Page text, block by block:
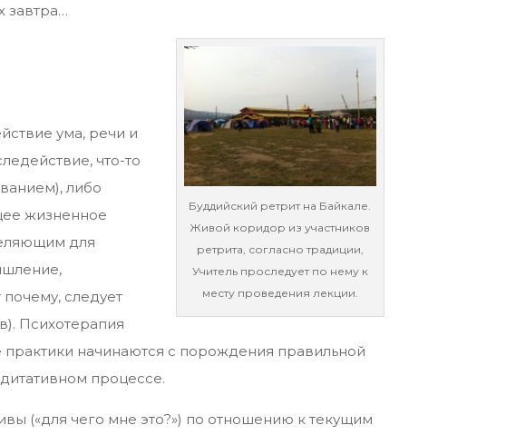
завтра…
Буддийский ретрит на Байкале.
Живой коридор из участников
ретрита, согласно традиции,
Учитель проследует по нему к
месту проведения лекции.
ума, речи и
что-то
либо
жизненное
для
следует
Психотерапия
начинаются с порождения правильной
процессе.
(«для чего мне это?») по отношению к текущим